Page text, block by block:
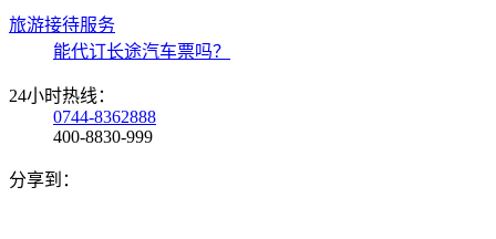
旅游接待服务
能代订长途汽车票吗？
24小时热线：
0744-8362888
400-8830-999
分享到：